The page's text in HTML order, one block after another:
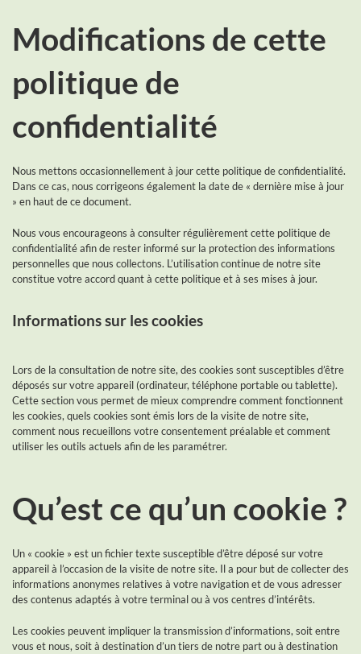
Modifications de cette
politique de
confidentialité
Nous mettons occasionnellement à jour cette politique de confidentialité.
Dans ce cas, nous corrigeons également la date de « dernière mise à jour
» en haut de ce document.
Nous vous encourageons à consulter régulièrement cette politique de
confidentialité afin de rester informé sur la protection des informations
personnelles que nous collectons. L’utilisation continue de notre site
constitue votre accord quant à cette politique et à ses mises à jour.
Informations sur les cookies
Lors de la consultation de notre site, des cookies sont susceptibles d’être
déposés sur votre appareil (ordinateur, téléphone portable ou tablette).
Cette section vous permet de mieux comprendre comment fonctionnent
les cookies, quels cookies sont émis lors de la visite de notre site,
comment nous recueillons votre consentement préalable et comment
utiliser les outils actuels afin de les paramétrer.
Qu’est ce qu’un cookie ?
Un « cookie » est un fichier texte susceptible d’être déposé sur votre
appareil à l’occasion de la visite de notre site. Il a pour but de collecter des
informations anonymes relatives à votre navigation et de vous adresser
des contenus adaptés à votre terminal ou à vos centres d’intérêts.
Les cookies peuvent impliquer la transmission d’informations, soit entre
vous et nous, soit à destination d’un tiers de notre part ou à destination